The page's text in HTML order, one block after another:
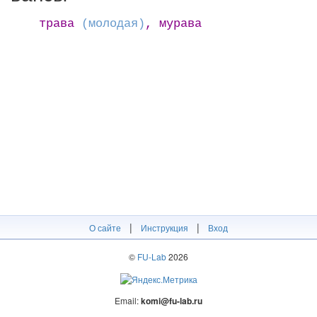
трава (молодая) , мурава
О сайте | Инструкция | Вход
© FU-Lab2026
Email:komi@fu-lab.ru